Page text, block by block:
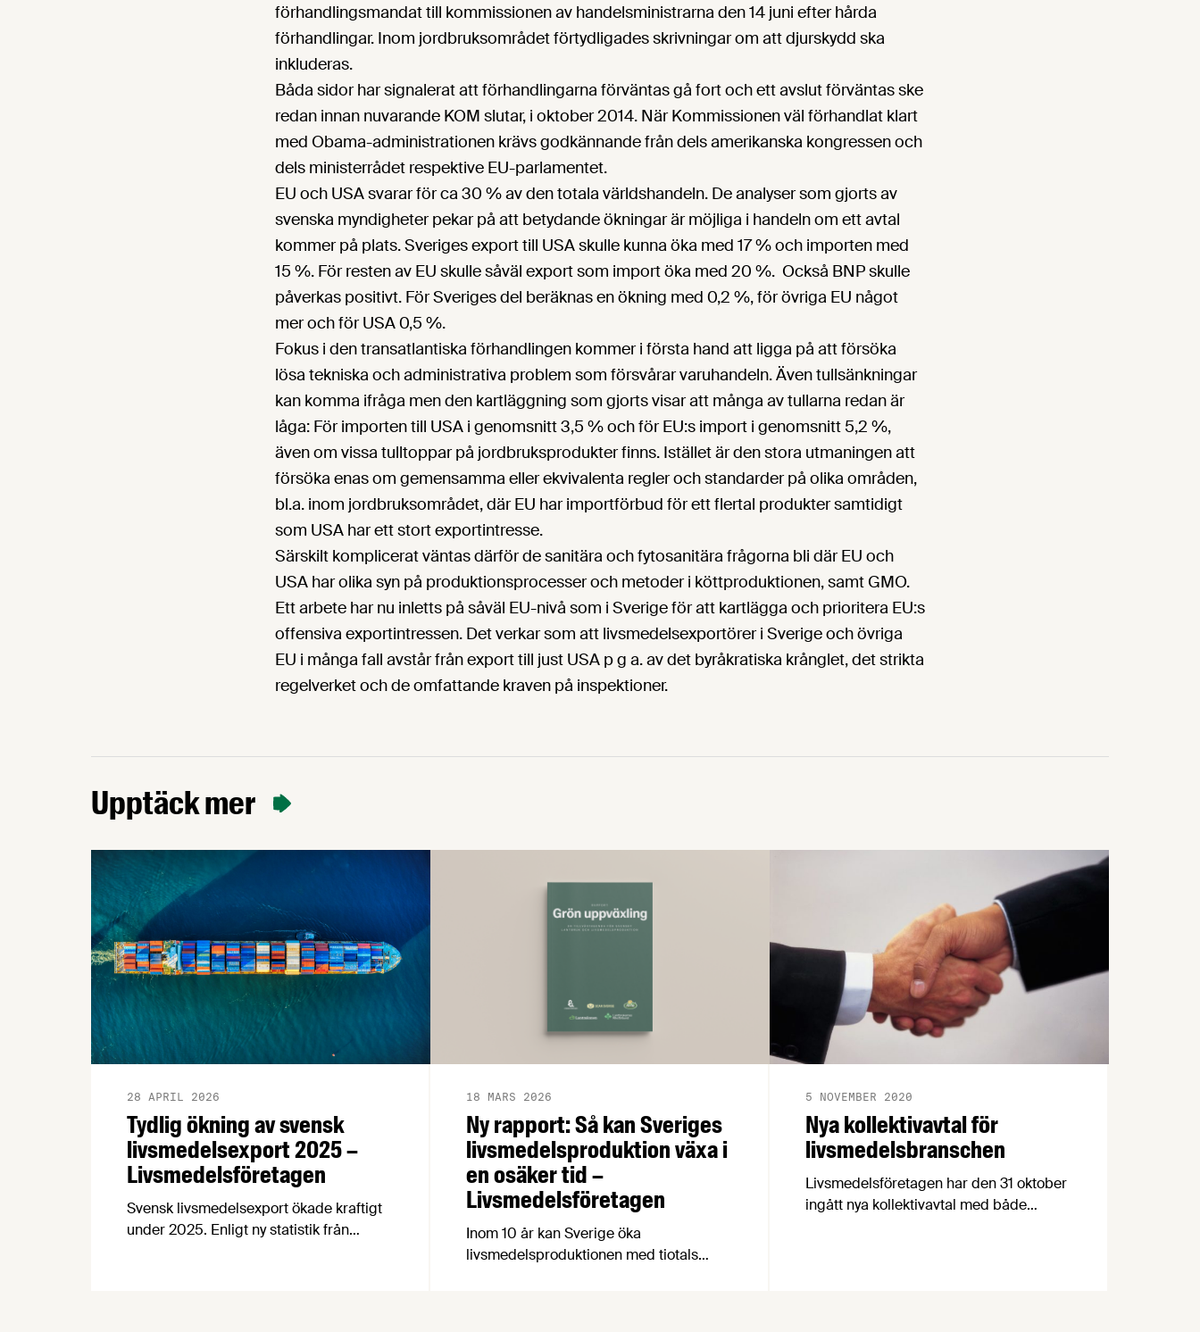
förhandlingsmandat till kommissionen av handelsministrarna den 14 juni efter hårda
förhandlingar. Inom jordbruksområdet förtydligades skrivningar om att djurskydd ska
inkluderas.
Båda sidor har signalerat att förhandlingarna förväntas gå fort och ett avslut förväntas ske
redan innan nuvarande KOM slutar, i oktober 2014. När Kommissionen väl förhandlat klart
med Obama-administrationen krävs godkännande från dels amerikanska kongressen och
dels ministerrådet respektive EU-parlamentet.
EU och USA svarar för ca 30 % av den totala världshandeln. De analyser som gjorts av
svenska myndigheter pekar på att betydande ökningar är möjliga i handeln om ett avtal
kommer på plats. Sveriges export till USA skulle kunna öka med 17 % och importen med
15 %. För resten av EU skulle såväl export som import öka med 20 %. Också BNP skulle
påverkas positivt. För Sveriges del beräknas en ökning med 0,2 %, för övriga EU något
mer och för USA 0,5 %.
Fokus i den transatlantiska förhandlingen kommer i första hand att ligga på att försöka
lösa tekniska och administrativa problem som försvårar varuhandeln. Även tullsänkningar
kan komma ifråga men den kartläggning som gjorts visar att många av tullarna redan är
låga: För importen till USA i genomsnitt 3,5 % och för EU:s import i genomsnitt 5,2 %,
även om vissa tulltoppar på jordbruksprodukter finns. Istället är den stora utmaningen att
försöka enas om gemensamma eller ekvivalenta regler och standarder på olika områden,
bl.a. inom jordbruksområdet, där EU har importförbud för ett flertal produkter samtidigt
som USA har ett stort exportintresse.
Särskilt komplicerat väntas därför de sanitära och fytosanitära frågorna bli där EU och
USA har olika syn på produktionsprocesser och metoder i köttproduktionen, samt GMO.
Ett arbete har nu inletts på såväl EU-nivå som i Sverige för att kartlägga och prioritera EU:s
offensiva exportintressen. Det verkar som att livsmedelsexportörer i Sverige och övriga
EU i många fall avstår från export till just USA p g a. av det byråkratiska krånglet, det strikta
regelverket och de omfattande kraven på inspektioner.
Upptäck mer
Tydlig ökning av svensk
livsmedelsexport 2025 –
Livsmedelsföretagen
28 APRIL 2026
Svensk livsmedelsexport ökade kraftigt
under 2025. Enligt ny statistik från
Ny rapport: Så kan Sveriges
livsmedelsproduktion växa i
en osäker tid –
Livsmedelsföretagen
18 MARS 2026
Inom 10 år kan Sverige öka
livsmedelsproduktionen med tiotals
Nya kollektivavtal för
livsmedelsbranschen
5 NOVEMBER 2020
Livsmedelsföretagen har den 31 oktober
ingått nya kollektivavtal med både